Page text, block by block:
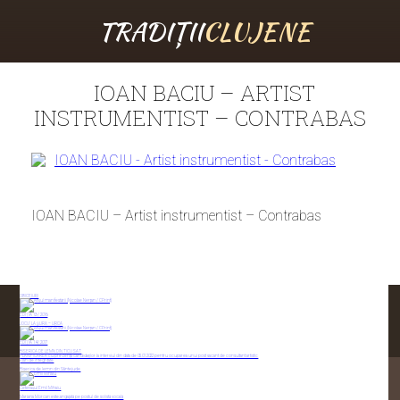
TRADIȚIICLUJENE
IOAN BACIU – ARTIST
INSTRUMENTIST – CONTRABAS
IOAN BACIU – Artist instrumentist – Contrabas
OBICEIURI
EDIȚIA 13 / 2016
JOCU’ LA ȘURĂ – URCA
EDIȚIA 14 / 2017
BISERICA DE LEMN DIN TICU SAT
PLANIFICAREA cu prezenţa candidaţilor la interviul din data de 05.01.2022 pentru ocuparea unui post vacant de consultant artistic
Plan de integritate
Biserica de lemn din Sântejude
Ceterașul Emil Mihaiu
Mariana Morcan este angajată pe postul de solistă vocală